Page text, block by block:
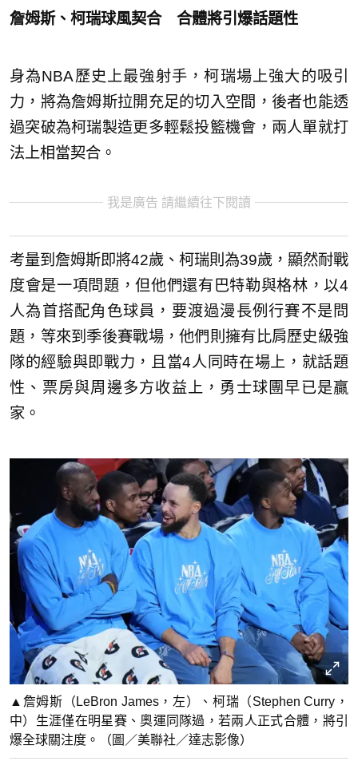
詹姆斯、柯瑞球風契合 合體將引爆話題性
身為NBA歷史上最強射手，柯瑞場上強大的吸引
力，將為詹姆斯拉開充足的切入空間，後者也能透
過突破為柯瑞製造更多輕鬆投籃機會，兩人單就打
法上相當契合。
我是廣告 請繼續往下閱讀
考量到詹姆斯即將42歲、柯瑞則為39歲，顯然耐戰
度會是一項問題，但他們還有巴特勒與格林，以4
人為首搭配角色球員，要渡過漫長例行賽不是問
題，等來到季後賽戰場，他們則擁有比肩歷史級強
隊的經驗與即戰力，且當4人同時在場上，就話題
性、票房與周邊多方收益上，勇士球團早已是贏
家。
▲詹姆斯（LeBron James，左）、柯瑞（Stephen Curry，
中）生涯僅在明星賽、奧運同隊過，若兩人正式合體，將引
爆全球關注度。（圖／美聯社／達志影像）